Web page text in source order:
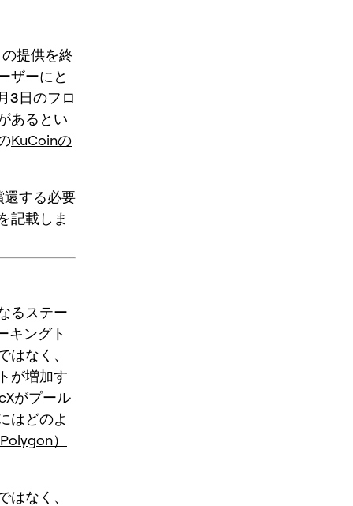
提供を終
ザーにと
3日のフロ
ある とい
KuCoinの
還する必要
記載しま
るステー
キングト
なく、
が増加す
がプール
はどのよ
）
なく、